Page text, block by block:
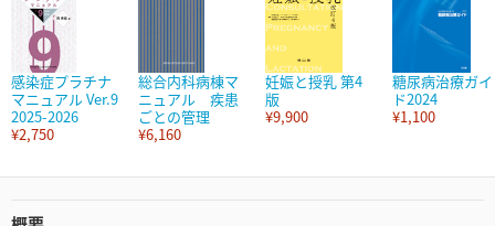
感染症プラチナ
マニュアル Ver.9
2025-2026
¥2,750
総合内科病棟マ
ニュアル 疾患
ごとの管理
¥6,160
妊娠と授乳 第4
版
¥9,900
糖尿病治療ガイ
ド2024
¥1,100